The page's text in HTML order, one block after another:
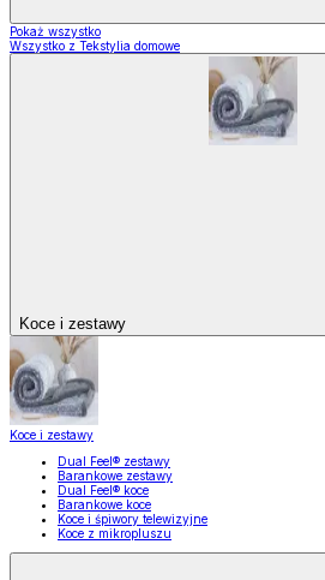
Pokaż wszystko
Wszystko z Tekstylia domowe
Koce i zestawy
Koce i zestawy
Dual Feel® zestawy
Barankowe zestawy
Dual Feel® koce
Barankowe koce
Koce i śpiwory telewizyjne
Koce z mikropluszu